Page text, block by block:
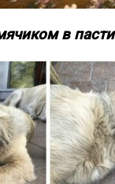
в пасти